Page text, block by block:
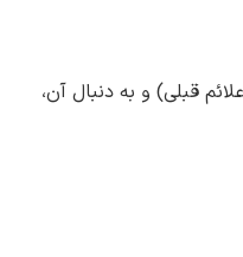
شدن علائم قبلی) و به دنبال آن،